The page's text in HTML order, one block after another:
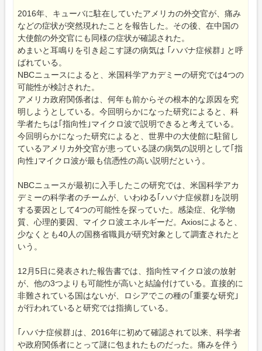
2016年、キューバに駐在していたアメリカの外交官が、痛み
などの症状が突然現れたことを報告した。その後、在中国の
大使館の外交官にも同様の症状が確認された。
めまいと耳鳴りを引き起こす謎の病気は ｢ハバナ症候群｣ と呼
ばれている。
NBCニュースによると、米国科学アカデミーの研究では4つの
可能性が検討された。
アメリカ政府関係者は、何年も前からその根本的な原因を究
明しようとしている。今回明らかになった研究によると、科
学者たちは｢指向性｣マイクロ波で説明できると考えている。
今回明らかになった研究によると、世界中の大使館に駐留し
ているアメリカ外交官が患っている謎の病気の説明として｢指
向性｣マイクロ波が最も信憑性の高い説明だという。
NBCニュースが最初に入手したこの研究では、米国科学アカ
デミーの科学者のチームが、いわゆる｢ハバナ症候群｣を説明
する要因として4つの可能性を探っていた。感染症、化学物
質、心理的要因、マイクロ波エネルギーだ。Axiosによると、
少なくとも40人の国務省職員が研究対象として調査されたと
いう。
12月5日に発表された報告書では、指向性マイクロ波の放射
が、他の3つよりも可能性が高いと結論付けている。直接的に
非難されている国はないが、ロシアでこの種の｢重要な研究｣
が行われていると研究では指摘している。
｢ハバナ症候群｣は、2016年に初めて確認されて以来、科学者
や政府関係者にとって謎に包まれたものだった。痛みを伴う